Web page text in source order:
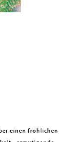
einen fröhlichen